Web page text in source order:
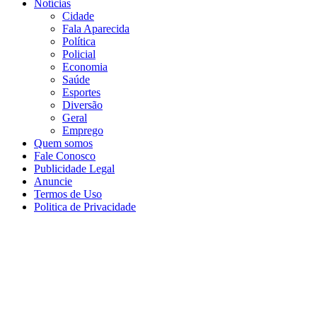
Notícias
Cidade
Fala Aparecida
Política
Policial
Economia
Saúde
Esportes
Diversão
Geral
Emprego
Quem somos
Fale Conosco
Publicidade Legal
Anuncie
Termos de Uso
Politica de Privacidade